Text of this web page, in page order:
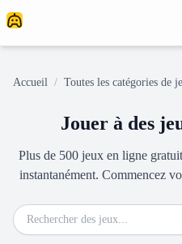
Accueil / Toutes les catégories de
Jouer à des
Plus de 500 jeux en ligne
instantanément. Commencez